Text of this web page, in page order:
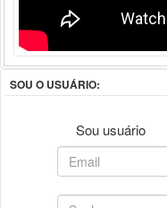
SOU O USUÁRIO:
Sou usuário